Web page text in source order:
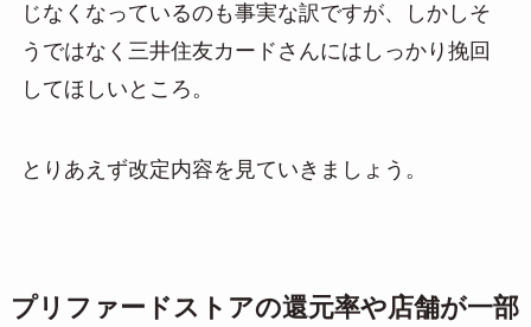
じなくなっているのも事実な訳ですが、しかしそ
うではなく三井住友カードさんにはしっかり挽回
してほしいところ。
とりあえず改定内容を見ていきましょう。
プリファードストアの還元率や店舗が一部